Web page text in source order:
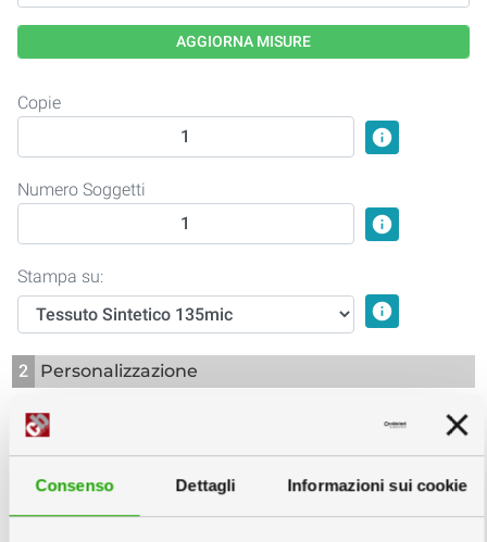
Consenso Dettagli Informazioni sui cookie
AGGIORNA MISURE
Copie
info
Numero Soggetti
info
Stampa su:
info
2 Personalizzazione
Finiture:
3 Scegli la quantità e la data info